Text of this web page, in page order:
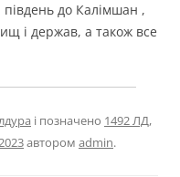
до Калімшан ,
і держав, а також все
і позначено 1492 ЛД,
автором admin.